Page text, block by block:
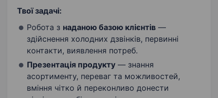
Твої задачі:
Робота з наданою базою клієнтів —
здійснення холодних дзвінків, первинні
контакти, виявлення потреб.
Презентація продукту — знання
асортименту, переваг та можливостей,
вміння чітко й переконливо донести